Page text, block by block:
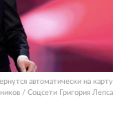
автоматически на карту
/ Соцсети Григория Лепса